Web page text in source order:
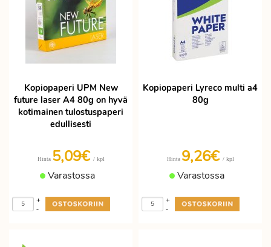
Kopiopaperi UPM New
future laser A4 80g on hyvä
kotimainen tulostuspaperi
edullisesti
Hinta 5,09€ / kpl
Varastossa
-
+
Kopiopaperi Lyreco multi a4
80g
Hinta 9,26€ / kpl
Varastossa
-
+